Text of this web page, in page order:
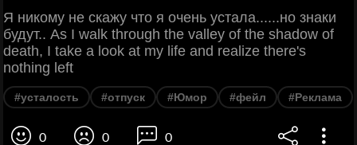
Я никому не скажу что я очень устала......но знаки
будут.. As I walk through the valley of the shadow of
death, I take a look at my life and realize there's
nothing left
#усталость #отпуск #Юмор #фейл #Реклама
0 0 0